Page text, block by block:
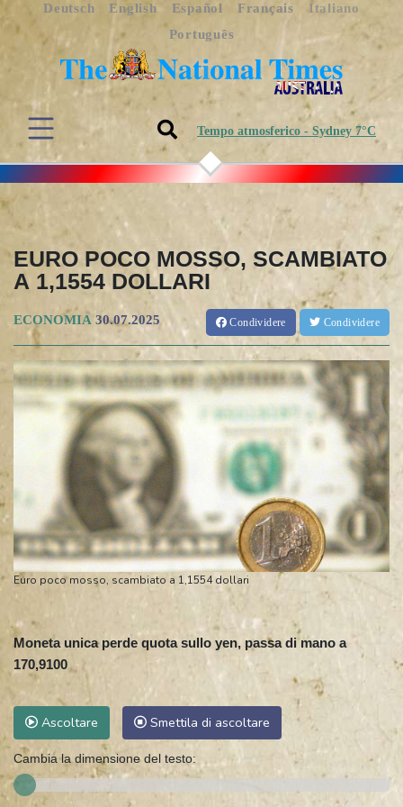
Deutsch English Español Français
Italiano
Português
Tempo atmosferico - Sydney 7°C
EURO POCO MOSSO, SCAMBIATO
A 1,1554 DOLLARI
ECONOMIA 30.07.2025 Condividere Condividere
Euro poco mosso, scambiato a 1,1554 dollari
Moneta unica perde quota sullo yen, passa di mano a
170,9100
Ascoltare Smettila di ascoltare
Cambia la dimensione del testo: